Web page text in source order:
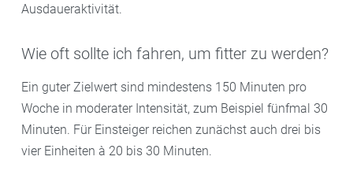
Ausdaueraktivität.
Wie oft sollte ich fahren, um fitter zu werden?
Ein guter Zielwert sind mindestens 150 Minuten pro
Woche in moderater Intensität, zum Beispiel fünfmal 30
Minuten. Für Einsteiger reichen zunächst auch drei bis
vier Einheiten à 20 bis 30 Minuten.